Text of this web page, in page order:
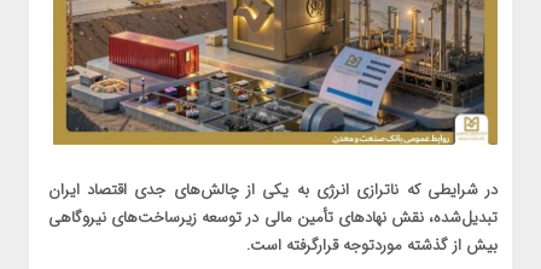
در شرایطی که ناترازی انرژی به یکی از چالش‌های جدی اقتصاد ایران
تبدیل‌شده، نقش نهادهای تأمین مالی در توسعه زیرساخت‌های نیروگاهی
بیش از گذشته موردتوجه قرارگرفته است.